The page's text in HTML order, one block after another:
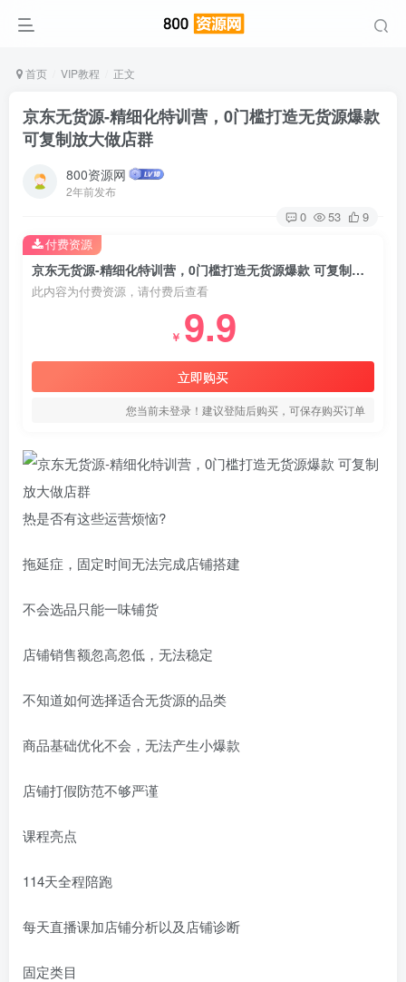
首页 VIP教程 正文
京东无货源-精细化特训营，0门槛打造无货源爆款
可复制放大做店群
800资源网
2年前发布
0 53 9
京东无货源-精细化特训营，0门槛打造无货源爆款 可复制放大做店群
此内容为付费资源，请付费后查看
￥ 9.9
立即购买
您当前未登录！建议登陆后购买，可保存购买订单
付费资源
热是否有这些运营烦恼?
拖延症，固定时间无法完成店铺搭建
不会选品只能一味铺货
店铺销售额忽高忽低，无法稳定
不知道如何选择适合无货源的品类
商品基础优化不会，无法产生小爆款
店铺打假防范不够严谨
课程亮点
114天全程陪跑
每天直播课加店铺分析以及店铺诊断
固定类目